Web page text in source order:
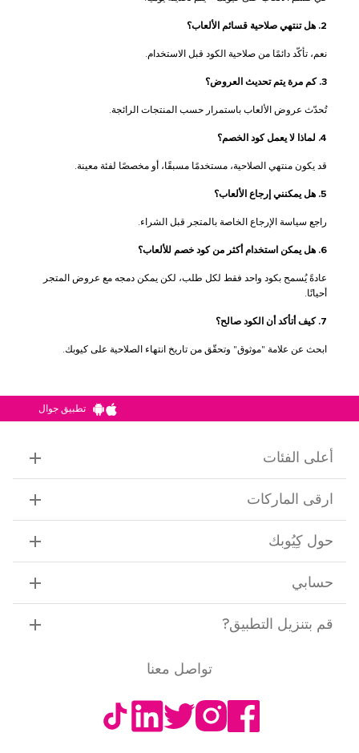
2. هل تنتهي صلاحية قسائم الألعاب؟
نعم، تأكّد دائمًا من صلاحية الكود قبل الاستخدام.
3. كم مرة يتم تحديث العروض؟
تُحدّث عروض الألعاب باستمرار حسب المنتجات الرائجة.
4. لماذا لا يعمل كود الخصم؟
قد يكون منتهي الصلاحية، مستخدمًا مسبقًا، أو مخصصًا لفئة معينة.
5. هل يمكنني إرجاع الألعاب؟
راجع سياسة الإرجاع الخاصة بالمتجر قبل الشراء.
6. هل يمكن استخدام أكثر من كود خصم للألعاب؟
عادةً يُسمح بكود واحد فقط لكل طلب، لكن يمكن دمجه مع عروض المتجر
أحيانًا.
7. كيف أتأكد أن الكود صالح؟
ابحث عن علامة "موثوق" وتحقّق من تاريخ انتهاء الصلاحية على كيوبك.
تطبيق جوال
أعلى الفئات
ارقى الماركات
حول كِيُوبك
حسابي
قم بتنزيل التطبيق?
تواصل معنا